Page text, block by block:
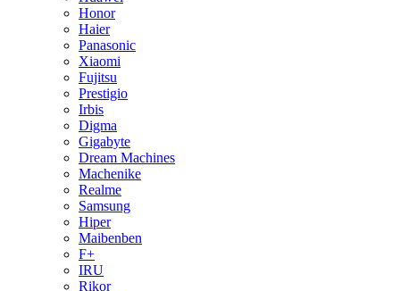
Honor
Haier
Panasonic
Xiaomi
Fujitsu
Prestigio
Irbis
Digma
Gigabyte
Dream Machines
Machenike
Realme
Samsung
Hiper
Maibenben
F+
IRU
Rikor